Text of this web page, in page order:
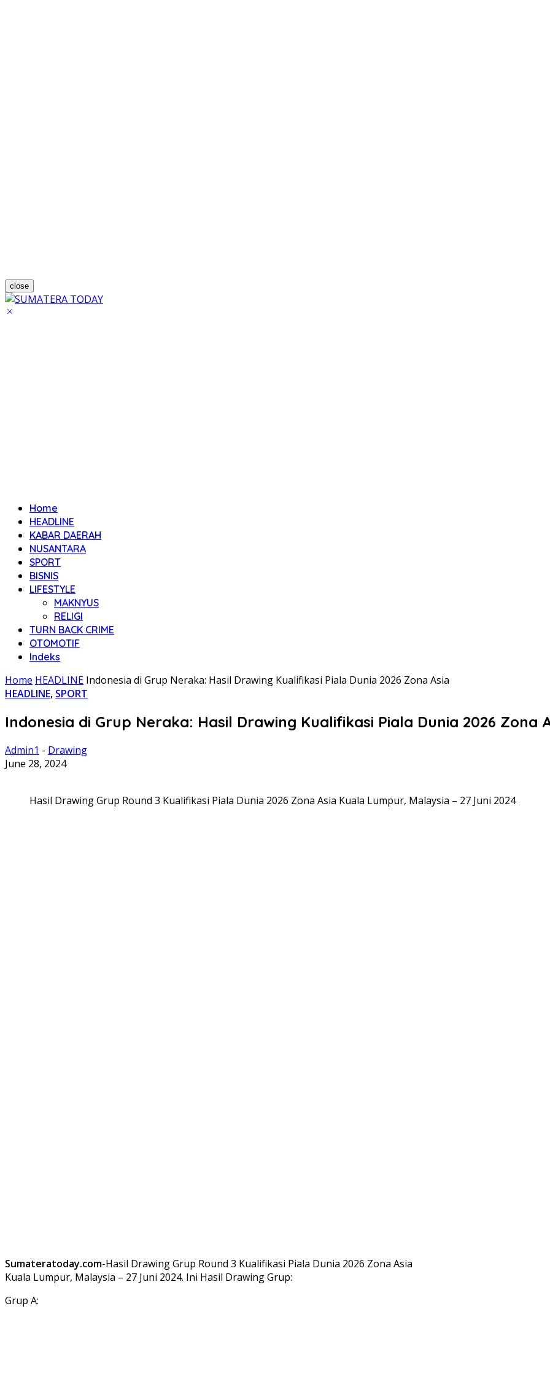
close
Home
HEADLINE
KABAR DAERAH
NUSANTARA
SPORT
BISNIS
LIFESTYLE
MAKNYUS
RELIGI
TURN BACK CRIME
OTOMOTIF
Indeks
Home HEADLINE Indonesia di Grup Neraka: Hasil Drawing Kualifikasi Piala Dunia 2026 Zona Asia
HEADLINE, SPORT
Indonesia di Grup Neraka: Hasil Drawing Kualifikasi Piala Dunia 2026 Zona
Admin1 - Drawing
June 28, 2024
Hasil Drawing Grup Round 3 Kualifikasi Piala Dunia 2026 Zona Asia Kuala Lumpur, Malaysia – 27 Juni 2024
Sumateratoday.com-Hasil Drawing Grup Round 3 Kualifikasi Piala Dunia 2026 Zona Asia
Kuala Lumpur, Malaysia – 27 Juni 2024. Ini Hasil Drawing Grup:
Grup A: